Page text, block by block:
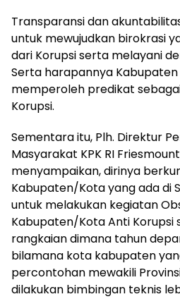
Transparansi dan
untuk mewujudkan birokrasi
dari Korupsi serta melayani
Serta harapannya
memperoleh predikat
Korupsi.
Sementara itu, Plh. Direktur
Masyarakat KPK RI
menyampaikan, dirinya
Kabupaten/Kota yang ada di
untuk melakukan kegiatan
Kabupaten/Kota Anti Korupsi
rangkaian dimana tahun
bilamana kota kabupaten
percontohan mewakili
dilakukan bimbingan teknis